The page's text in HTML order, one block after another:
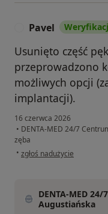
Pavel
Usunięto część
przeprowadzono
możliwych opcji
implantacji).
16 czerwca 2026
• DENTA-MED 24/7
zęba
• w opinii użytkownika Pavel
zgłoś nadużycie
DENTA-MED
Augustiańska